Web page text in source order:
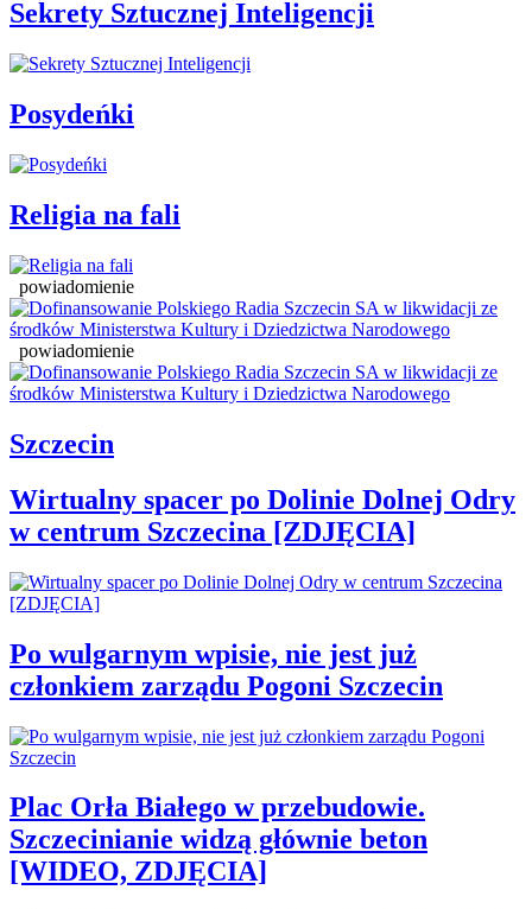
Sekrety Sztucznej Inteligencji
Posydeńki
Religia na fali
powiadomienie
powiadomienie
Szczecin
Wirtualny spacer po Dolinie Dolnej Odry
w centrum Szczecina [ZDJĘCIA]
Po wulgarnym wpisie, nie jest już
członkiem zarządu Pogoni Szczecin
Plac Orła Białego w przebudowie.
Szczecinianie widzą głównie beton
[WIDEO, ZDJĘCIA]